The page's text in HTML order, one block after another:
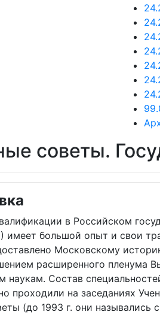
советы.
в Российском
большой опыт и свои
Московскому
расширенного
наукам. Состав
проходили на заседаниях
(до 1993 г. они